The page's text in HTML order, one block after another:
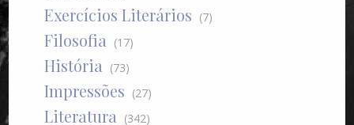
Exercícios Literários (7)
Filosofia (17)
História (73)
Impressões (27)
Literatura (342)